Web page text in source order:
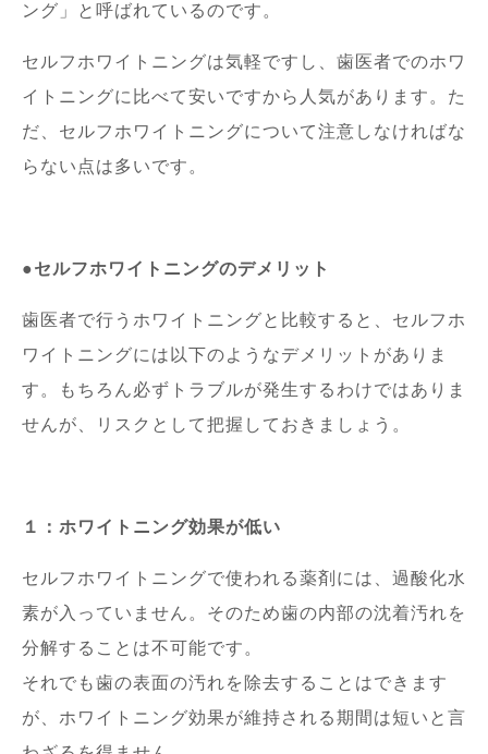
ング」と呼ばれているのです。
セルフホワイトニングは気軽ですし、歯医者でのホワ
イトニングに比べて安いですから人気があります。た
だ、セルフホワイトニングについて注意しなければな
らない点は多いです。
●セルフホワイトニングのデメリット
歯医者で行うホワイトニングと比較すると、セルフホ
ワイトニングには以下のようなデメリットがありま
す。もちろん必ずトラブルが発生するわけではありま
せんが、リスクとして把握しておきましょう。
１：ホワイトニング効果が低い
セルフホワイトニングで使われる薬剤には、過酸化水
素が入っていません。そのため歯の内部の沈着汚れを
分解することは不可能です。
それでも歯の表面の汚れを除去することはできます
が、ホワイトニング効果が維持される期間は短いと言